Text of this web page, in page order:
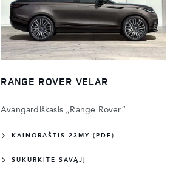
RANGE ROVER VELAR
Avangardiškasis „Range Rover“
KAINORAŠTIS 23MY (PDF)
SUKURKITE SAVĄJĮ